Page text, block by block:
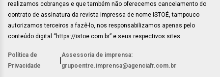
realizamos cobranças e que também não oferecemos cancelamento do
contrato de assinatura da revista impressa de nome ISTOÉ, tampouco
autorizamos terceiros a fazê-lo, nos responsabilizamos apenas pelo
conteúdo digital “https://istoe.com.br” e seus respectivos sites.
Política de
Privacidade
Assessoria de imprensa:
grupoentre.imprensa@agenciafr.com.br